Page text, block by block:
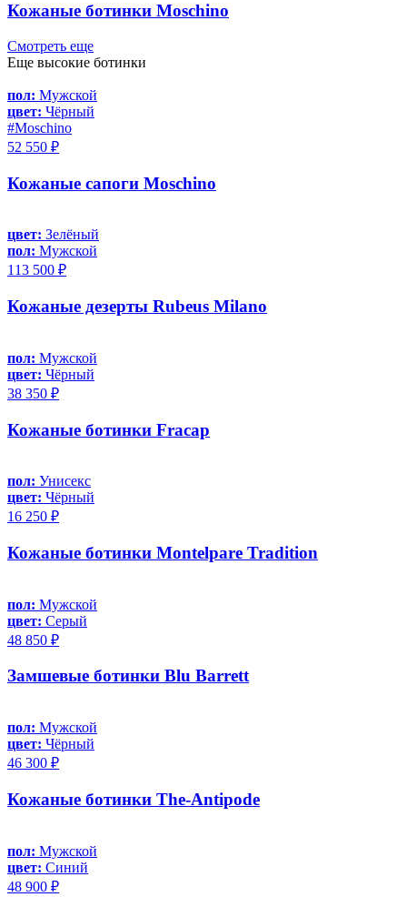
Кожаные ботинки Moschino
Смотреть еще
Еще высокие ботинки
пол: Мужской
цвет: Чёрный
#Moschino
52 550 ₽
Кожаные сапоги Moschino
цвет: Зелёный
пол: Мужской
113 500 ₽
Кожаные дезерты Rubeus Milano
пол: Мужской
цвет: Чёрный
38 350 ₽
Кожаные ботинки Fracap
пол: Унисекс
цвет: Чёрный
16 250 ₽
Кожаные ботинки Montelpare Tradition
пол: Мужской
цвет: Серый
48 850 ₽
Замшевые ботинки Blu Barrett
пол: Мужской
цвет: Чёрный
46 300 ₽
Кожаные ботинки The-Antipode
пол: Мужской
цвет: Синий
48 900 ₽